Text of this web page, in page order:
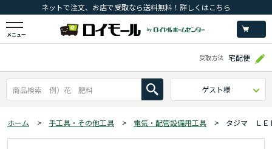
ネットで注文、お店で受取なら送料無料！詳しくはこちら
メニュー
受取方法 宅配便
ゲスト様
ホーム > 手工具・その他工具 > 電気・配管設備用工具 > タジマ ＬＥ